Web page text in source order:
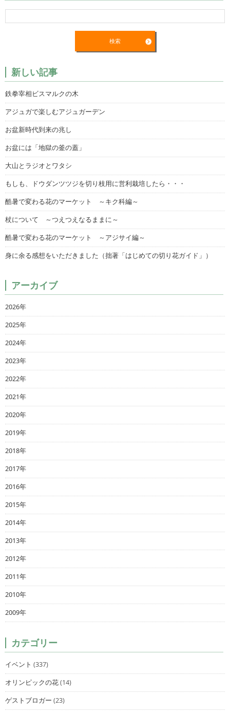
新しい記事
鉄拳宰相ビスマルクの木
アジュガで楽しむアジュガーデン
お盆新時代到来の兆し
お盆には「地獄の釜の蓋」
大山とラジオとワタシ
もしも、ドウダンツツジを切り枝用に営利栽培したら・・・
酷暑で変わる花のマーケット ～キク科編～
杖について ～つえつえなるままに～
酷暑で変わる花のマーケット ～アジサイ編～
身に余る感想をいただきました（拙著「はじめての切り花ガイド」）
アーカイブ
2026年
2025年
2024年
2023年
2022年
2021年
2020年
2019年
2018年
2017年
2016年
2015年
2014年
2013年
2012年
2011年
2010年
2009年
カテゴリー
イベント (337)
オリンピックの花(14)
ゲストブロガー (23)